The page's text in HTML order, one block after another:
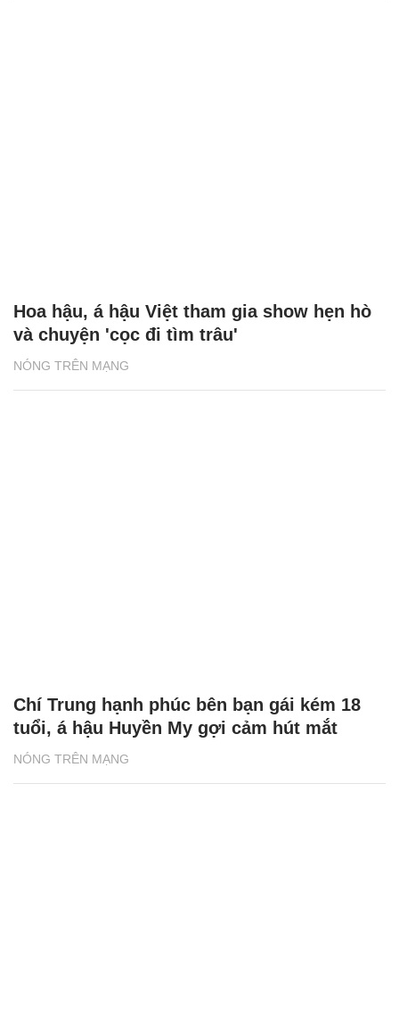
NÓNG TRÊN MẠNG
Hoa hậu, á hậu Việt tham gia show hẹn hò
và chuyện 'cọc đi tìm trâu'
NÓNG TRÊN MẠNG
Chí Trung hạnh phúc bên bạn gái kém 18
tuổi, á hậu Huyền My gợi cảm hút mắt